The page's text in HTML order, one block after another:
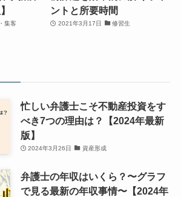
集客
ントと所要時間
2021年3月17日 修習生
忙しい弁護士こそ不動産投資をす
べき7つの理由は？【2024年最新
版】
2024年3月26日 資産形成
弁護士の年収はいくら？〜グラフ
で見る最新の年収事情〜【2024年